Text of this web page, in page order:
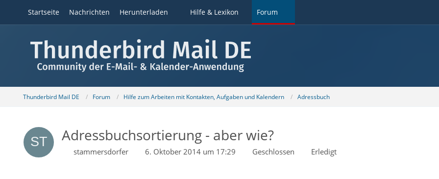
Startseite Nachrichten Herunterladen Hilfe & Lexikon Forum
Thunderbird Mail DE Forum Hilfe zum Arbeiten mit Kontakten, Aufgaben und Kalendern Adressbuch
Adressbuchsortierung - aber wie?
stammersdorfer 6. Oktober 2014 um 17:29 Geschlossen Erledigt